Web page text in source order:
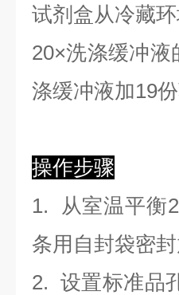
试剂盒从冷藏
20×洗涤缓冲液
涤缓冲液加19份
操作步骤
1. 从室温平衡
条用自封袋密
2. 设置标准品